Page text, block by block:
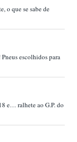
o que se sabe de
escolhidos para
e… ralhete ao G.P. do